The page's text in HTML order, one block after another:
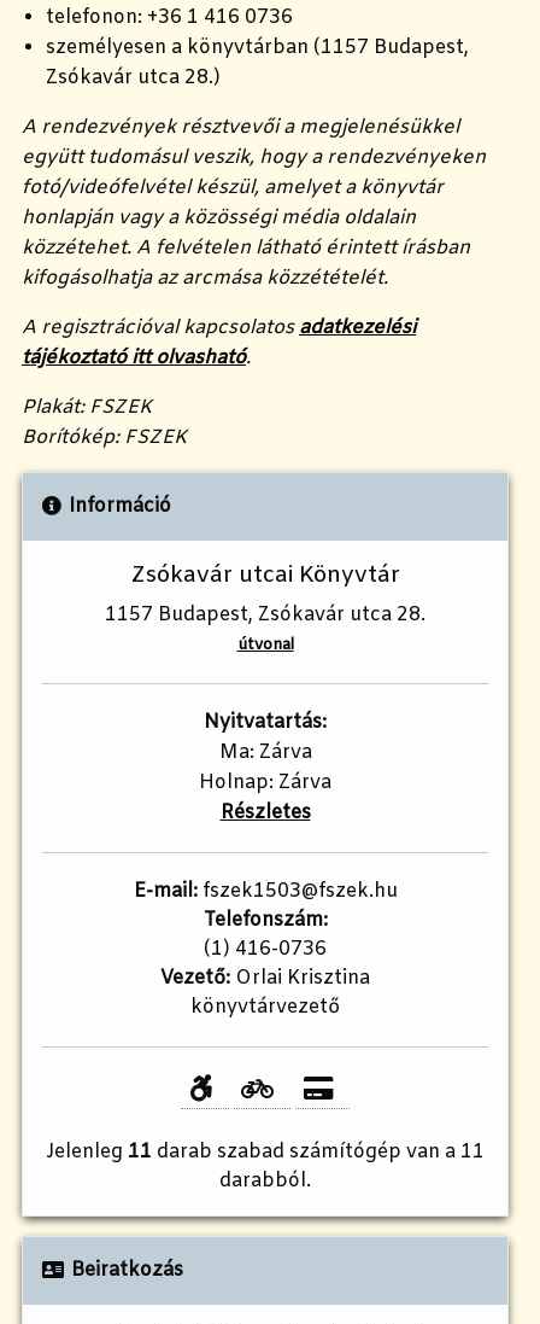
telefonon: +36 1 416 0736
személyesen a könyvtárban (1157 Budapest,
Zsókavár utca 28.)
A rendezvények résztvevői a megjelenésükkel
együtt tudomásul veszik, hogy a rendezvényeken
fotó/videófelvétel készül, amelyet a könyvtár
honlapján vagy a közösségi média oldalain
közzétehet. A felvételen látható érintett írásban
kifogásolhatja az arcmása közzétételét.
A regisztrációval kapcsolatosadatkezelési
tájékoztató itt olvasható.
Plakát: FSZEK
Borítókép: FSZEK
Információ
Zsókavár utcai Könyvtár
1157 Budapest, Zsókavár utca 28.
útvonal
Nyitvatartás:
Ma: Zárva
Holnap: Zárva
Részletes
E-mail:fszek1503@fszek.hu
Telefonszám:
(1) 416-0736
Vezető: Orlai Krisztina
könyvtárvezető
Jelenleg 11 darab szabad számítógép van a 11
darabból.
Beiratkozás